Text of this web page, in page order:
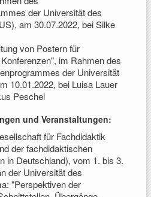
der Universität des
am 30.07.2022, bei Silke
von Postern für
im Rahmen des
der Universität
10.01.2022, bei Luisa Lauer
Peschel
und Veranstaltungen:
für Fachdidaktik
der fachdidaktischen
in Deutschland), vom 1. bis 3.
der Universität des
"Perspektiven der